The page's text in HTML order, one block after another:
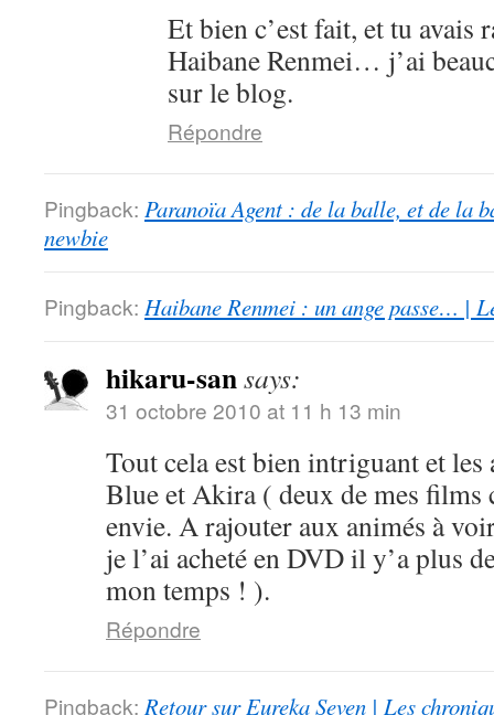
Et bien c’est fait, et tu avais
Haibane Renmei… j’ai
sur le blog.
Répondre
Pingback: Paranoïa Agent : de la balle, et de la
newbie
Pingback: Haibane Renmei : un ange passe… |
hikaru-sansays:
31 octobre 2010 at 11 h 13 min
Tout cela est bien intriguant et les
Blue et Akira ( deux de mes films
envie. A rajouter aux animés à
je l’ai acheté en DVD il y’a plus
mon temps ! ).
Répondre
Pingback: Retour sur Eureka Seven | Les